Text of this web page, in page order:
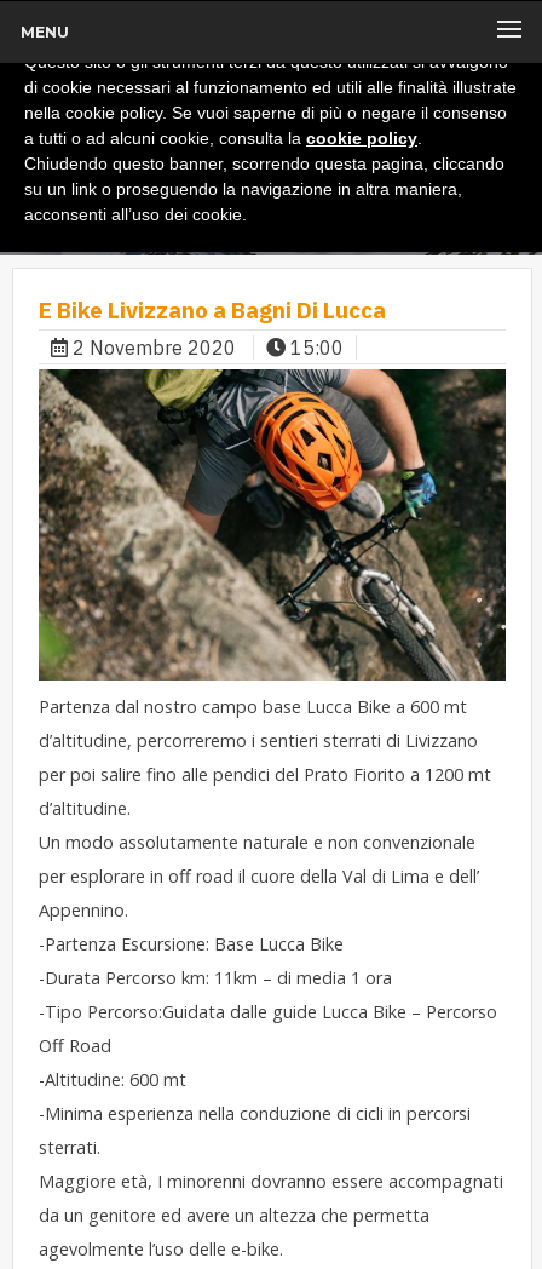
MENU
E Bike Livizzano a Bagni Di Lucca
2 Novembre 2020 15:00
Partenza dal nostro campo base Lucca Bike a 600 mt
d’altitudine, percorreremo i sentieri sterrati di Livizzano
per poi salire fino alle pendici del Prato Fiorito a 1200 mt
d’altitudine.
Un modo assolutamente naturale e non convenzionale
per esplorare in off road il cuore della Val di Lima e dell’
Appennino.
-Partenza Escursione: Base Lucca Bike
-Durata Percorso km: 11km – di media 1 ora
-Tipo Percorso:Guidata dalle guide Lucca Bike – Percorso
Off Road
-Altitudine: 600 mt
-Minima esperienza nella conduzione di cicli in percorsi
sterrati.
Maggiore età, I minorenni dovranno essere accompagnati
da un genitore ed avere un altezza che permetta
agevolmente l’uso delle e-bike.
x
Informativa
Questo sito o gli strumenti terzi da questo utilizzati si avvalgono
di cookie necessari al funzionamento ed utili alle finalità illustrate
nella cookie policy. Se vuoi saperne di più o negare il consenso
a tutti o ad alcuni cookie, consulta la cookie policy
Chiudendo questo banner, scorrendo questa pagina, cliccando
su un link o proseguendo la navigazione in altra maniera,
acconsenti all’uso dei cookie.